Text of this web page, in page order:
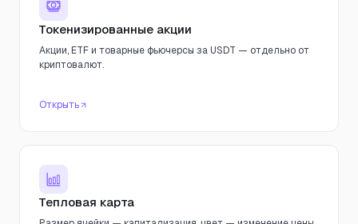
Токенизированные акции
Акции, ETF и товарные фьючерсы за USDT — отдельно от
криптовалют.
Открыть
Тепловая карта